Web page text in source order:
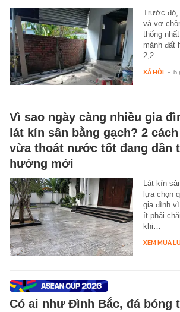
Trước đó,
và vợ
thống
mảnh đất
2,2…
XÃ HỘI - 5
Vì sao ngày càng nhiều gia
lát kín sân bằng gạch? 2
vừa thoát nước tốt đang dần
hướng mới
Lát kín
lựa chọn
gia đình
ít phải
khi…
XEM MUA
Có ai như Đình Bắc, đá bóng